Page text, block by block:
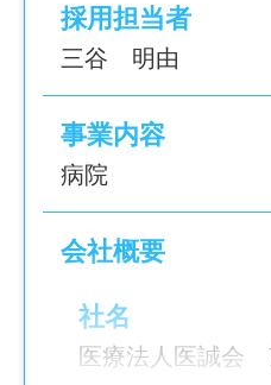
学歴
不問
免許・資格
栄養士
就業時間
6：00〜20：30
勤務例
採用担当者
三谷 明由
事業内容
病院
会社概要
社名
医療法人医誠会